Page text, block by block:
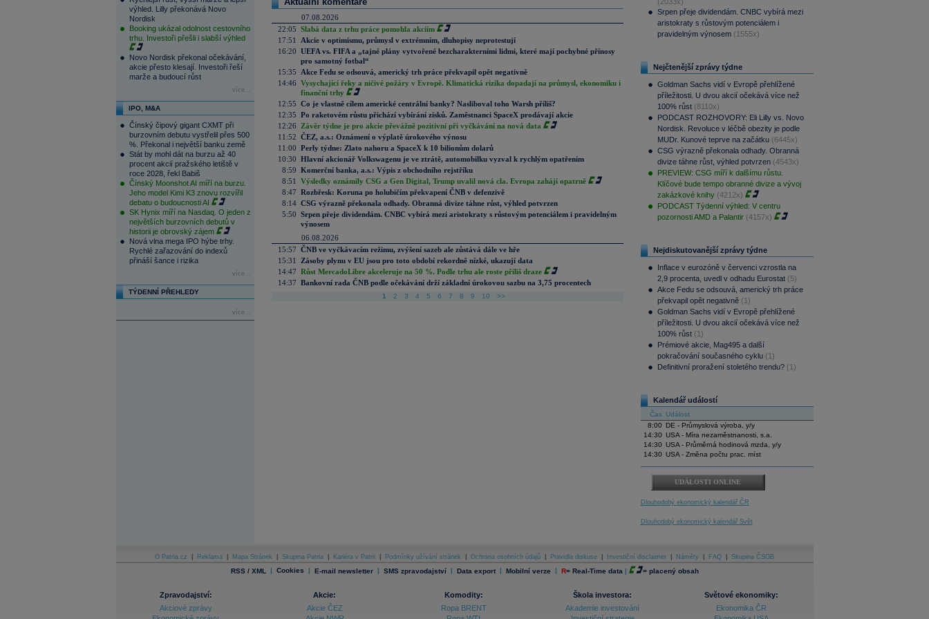
výhled. Lilly překonává Novo
Nordisk
Booking ukázal odolnost cestovního
trhu. Investoři přešli i slabší výhled
Novo Nordisk překonal očekávání,
akcie přesto klesají. Investoři řeší
marže a budoucí růst
více...
IPO, M&A
Čínský čipový gigant CXMT při
burzovním debutu vystřelil přes 500
%. Překonal i největší banku země
Stát by mohl dát na burzu až 40
procent akcií pražského letiště v
roce 2028, řekl Babiš
Čínský Moonshot AI míří na burzu.
Jeho model Kimi K3 znovu rozvířil
debatu o budoucnosti AI
SK Hynix míří na Nasdaq. O jeden z
největších burzovních debutů v
historii je obrovský zájem
Nová vlna mega IPO hýbe trhy.
Rychlé zařazování do indexů
přináší šance i rizika
více...
TÝDENNÍ PŘEHLEDY
více...
07.08.2026
22:05 Slabá data z trhu práce pomohla akciím
17:51
Akcie v optimismu, průmysl v extrémním, dluhopisy neprotestují
16:20 UEFA vs. FIFA a „tajné plány vytvořené bezcharakterními lidmi, které mají pochybné přínosy
pro samotný fotbal“
15:35
Akce Fedu se odsouvá, americký trh práce překvapil opět negativně
14:46 Vysychající řeky a ničivé požáry v Evropě. Klimatická rizika dopadají na průmysl, ekonomiku i
finanční trhy
12:55 Co je vlastně cílem americké centrální banky? Nasliboval toho Warsh příliš?
12:35 Po raketovém růstu přichází vybírání zisků. Zaměstnanci SpaceX prodávají akcie
12:26
Závěr týdne je pro akcie převážně pozitivní při vyčkávání na nová data
11:52 ČEZ, a.s.: Oznámení o výplatě úrokového výnosu
11:00 Perly týdne: Zlato nahoru a SpaceX k 10 bilionům dolarů
10:30 Hlavní akcionář Volkswagenu je ve ztrátě, automobilku vyzval k rychlým opatřením
8:59 Komerční banka, a.s.: Výpis z obchodního rejstříku
8:51
Výsledky oznámily CSG a Gen Digital, Trump uvalil nová cla. Evropa zahájí opatrně
8:47 Rozbřesk: Koruna po holubičím překvapení ČNB v defenzivě
8:14 CSG výrazně překonala odhady. Obranná divize táhne růst, výhled potvrzen
5:50 Srpen přeje dividendám. CNBC vybírá mezi aristokraty s růstovým potenciálem i pravidelným
výnosem
06.08.2026
15:57 ČNB ve vyčkávacím režimu, zvýšení sazeb ale zůstává dále ve hře
15:31
Zásoby plynu v EU jsou pro toto období rekordně nízké, ukazují data
14:47 Růst MercadoLibre akceleruje na 50 %. Podle trhu ale roste příliš draze
14:37 Bankovní rada ČNB podle očekávání drží základní úrokovou sazbu na 3,75 procentech
1 2 3 4 5 6 7 8 9 10 >>
Srpen přeje dividendám. CNBC vybírá mezi
aristokraty s růstovým potenciálem i
pravidelným výnosem (1555x)
Nejčtenější zprávy týdne
Goldman Sachs vidí v Evropě přehlížené
příležitosti. U dvou akcií očekává více než
100% růst (8110x)
PODCAST ROZHOVORY: Eli Lilly vs. Novo
Nordisk. Revoluce v léčbě obezity je podle
MUDr. Kunové teprve na začátku (6445x)
CSG výrazně překonala odhady. Obranná
divize táhne růst, výhled potvrzen (4543x)
PREVIEW: CSG míří k dalšímu růstu.
Klíčové bude tempo obranné divize a vývoj
zakázkové knihy (4212x)
PODCAST Týdenní výhled: V centru
pozornosti AMD a Palantir (4157x)
Nejdiskutovanější zprávy týdne
Inflace v eurozóně v červenci vzrostla na
2,9 procenta, uvedl v odhadu Eurostat (5)
Akce Fedu se odsouvá, americký trh práce
překvapil opět negativně (1)
Goldman Sachs vidí v Evropě přehlížené
příležitosti. U dvou akcií očekává více než
100% růst (1)
Prémiové akcie, Mag495 a další
pokračování současného cyklu (1)
Definitivní proražení stoletého trendu? (1)
Kalendář událostí
Čas Událost
8:00
DE - Průmyslová výroba, y/y
14:30 USA - Míra nezaměstnanosti, s.a.
14:30 USA - Průměrná hodinová mzda, y/y
14:30 USA - Změna počtu prac. míst
UDÁLOSTI ONLINE
Dlouhodobý ekonomický kalendář ČR
Dlouhodobý ekonomický kalendář Svět
O Patria.cz Reklama Mapa Stránek Skupina Patria Kariéra v Patrii Podmínky užívání stránek Ochrana osobních údajů Pravidla diskuse Investiční disclaimer Náměty FAQ Skupina ČSOB
RSS / XML | Cookies | E-mail newsletter | SMS zpravodajství | Data export | Mobilní verze | R= Real-Time data | = placený obsah
Zpravodajství:
Akciové zprávy
Akcie:
Akcie ČEZ
Komodity:
Ropa BRENT
Škola investora:
Akademie investování
Světové ekonomiky:
Ekonomika ČR